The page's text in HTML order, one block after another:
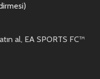
al, EA SPORTS FC™